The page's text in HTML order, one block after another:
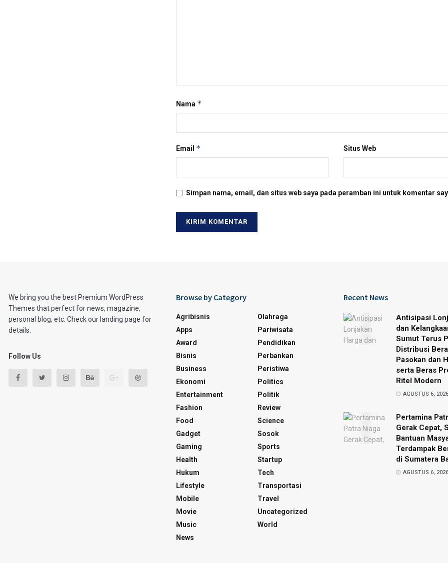
Nama *
Email * Situs Web
Simpan nama, email, dan situs web saya pada peramban ini untuk komentar
We bring you the best Premium WordPress
Themes that perfect for news, magazine,
personal blog, etc. Check our landing page for
details.
Follow Us
Browse by Category
Agribisnis
Apps
Award
Bisnis
Business
Ekonomi
Entertainment
Fashion
Food
Gadget
Gaming
Health
Hukum
Lifestyle
Mobile
Movie
Music
News
Olahraga
Pariwisata
Pendidikan
Perbankan
Peristiwa
Politics
Politik
Review
Science
Sosok
Sports
Startup
Tech
Transportasi
Travel
Uncategorized
World
Recent News
Antisipasi
dan
Sumut Terus
Distribusi
Pasokan dan
serta Beras
Ritel Modern
AGUSTUS 6, 2026
Pertamina
Gerak Cepat,
Bantuan
Terdampak
di Sumatera
AGUSTUS 6, 2026